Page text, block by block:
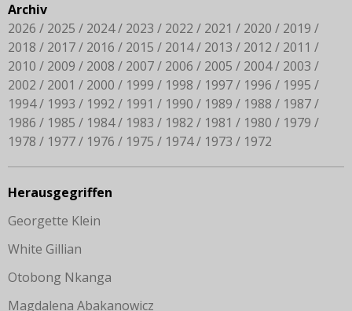
Archiv
2026
2025 2024 2023 2022 2021 2020
2019
2018
2017 2016 2015 2014 2013 2012
2011
2010
2009 2008 2007 2006 2005 2004
2003
2002
2001 2000 1999 1998 1997 1996
1995
1994
1993 1992 1991 1990 1989 1988
1987
1986
1985 1984 1983 1982 1981 1980
1979
1978
1977 1976 1975 1974 1973 1972
Herausgegriffen
Georgette Klein
White Gillian
Otobong Nkanga
Magdalena Abakanowicz